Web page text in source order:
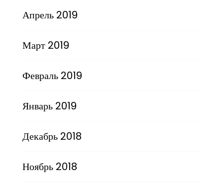
Апрель 2019
Март 2019
Февраль 2019
Январь 2019
Декабрь 2018
Ноябрь 2018